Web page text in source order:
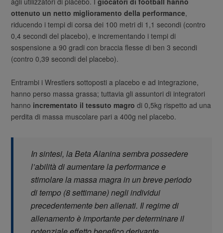
ottenuto un netto miglioramento della performance,
riducendo i tempi di corsa dei 100 metri di 1,1 secondi (contro
0,4 secondi del placebo), e incrementando i tempi di
sospensione a 90 gradi con braccia flesse di ben 3 secondi
(contro 0,39 secondi del placebo).
Entrambi i Wrestlers sottoposti a placebo e ad integrazione,
hanno perso massa grassa; tuttavia gli assuntori di integratori
hanno incrementato il tessuto magro di 0,5kg rispetto ad una
perdita di massa muscolare pari a 400g nel placebo.
In sintesi, la Beta Alanina sembra possedere
l’abilità di aumentare la performance e
stimolare la massa magra in un breve periodo
di tempo (8 settimane) negli individui
precedentemente ben allenati. Il regime di
allenamento è importante per determinare il